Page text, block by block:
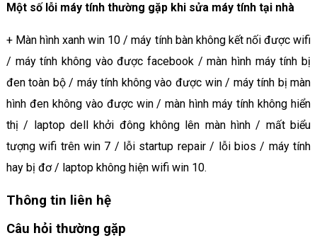
Một số lỗi máy tính thường gặp khi sửa máy tính tại nhà
+ Màn hình xanh win 10 / máy tính bàn không kết nối được wifi
/ máy tính không vào được facebook / màn hình máy tính bị
đen toàn bộ / máy tính không vào được win / máy tính bị màn
hình đen không vào được win / màn hình máy tính không hiển
thị / laptop dell khởi đông không lên màn hình / mất biểu
tượng wifi trên win 7 / lỗi startup repair / lỗi bios / máy tính
hay bị đơ / laptop không hiện wifi win 10.
Thông tin liên hệ
Câu hỏi thường gặp